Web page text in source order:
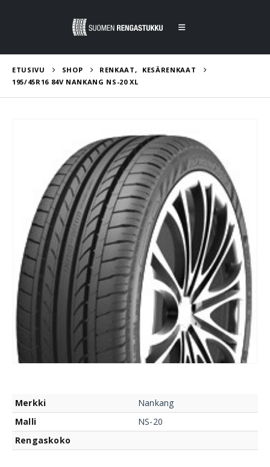
ETUSIVU SHOP RENKAAT,
KESÄRENKAAT
195/45R16 84V NANKANG NS-20 XL
Merkki
Nankang
Malli
NS-20
Rengaskoko